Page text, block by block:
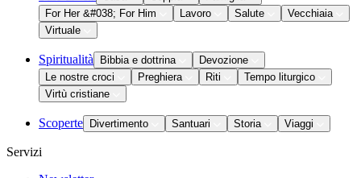
For Her &#038; For Him
Lavoro Salute
Vecchiaia
Virtuale
Spiritualità Bibbia e dottrina
Devozione
Le nostre croci
Preghiera Riti
Tempo liturgico
Virtù cristiane
Scoperte Divertimento Santuari Storia Viaggi
Servizi